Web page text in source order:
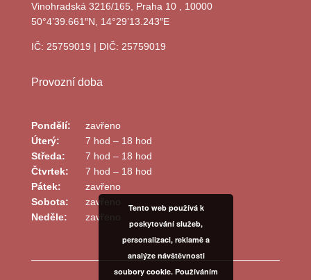
Vinohradská 3216/165, Praha 10 , 10000
50°4’39.661″N, 14°29’13.243″E
IČ: 25759019 | DIČ: 25759019
Provozní doba
Pondělí:
zavřeno
Úterý:
7 hod – 18 hod
Středa:
7 hod – 18 hod
Čtvrtek:
7 hod – 18 hod
Pátek:
zavřeno
Sobota:
zavřeno
Neděle:
zavřeno
Tento web používá k
poskytování služeb,
personalizaci, reklamě a
analýze návštěvnosti
soubory cookie. Používáním